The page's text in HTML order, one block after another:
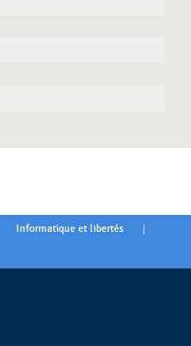
Informatique et libertés |